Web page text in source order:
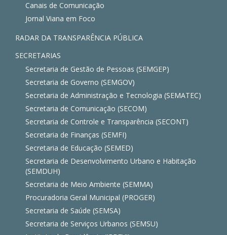
Canais de Comunicação
Jornal Viana em Foco
RADAR DA TRANSPARÊNCIA PÚBLICA
SECRETARIAS
Secretaria de Gestão de Pessoas (SEMGEP)
Secretaria de Governo (SEMGOV)
Secretaria de Administração e Tecnologia (SEMATEC)
Secretaria de Comunicação (SECOM)
Secretaria de Controle e Transparência (SECONT)
Secretaria de Finanças (SEMFI)
Secretaria de Educação (SEMED)
Secretaria de Desenvolvimento Urbano e Habitação
(SEMDUH)
Secretaria de Meio Ambiente (SEMMA)
Procuradoria Geral Municipal (PROGER)
Secretaria de Saúde (SEMSA)
Secretaria de Serviços Urbanos (SEMSU)